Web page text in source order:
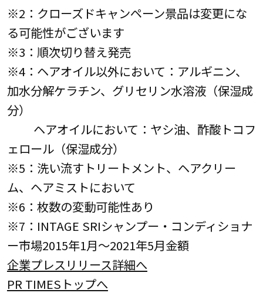
※2：クローズドキャンペーン景品は変更にな
る可能性がございます
※3：順次切り替え発売
※4：ヘアオイル以外において：アルギニン、
加水分解ケラチン、グリセリン水溶液（保湿成
分）
ヘアオイルにおいて：ヤシ油、酢酸トコフ
ェロール（保湿成分）
※5：洗い流すトリートメント、ヘアクリー
ム、ヘアミストにおいて
※6：枚数の変動可能性あり
※7：INTAGE SRIシャンプー・コンディショナ
ー市場2015年1月～2021年5月金額
企業プレスリリース詳細へ
PR TIMESトップへ